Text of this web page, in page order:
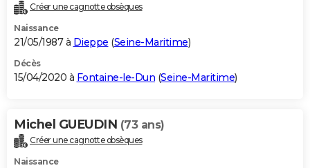
Créer une cagnotte obsèques
Naissance
21/05/1987 à Dieppe (Seine-Maritime)
Décès
15/04/2020 à Fontaine-le-Dun (Seine-Maritime)
Michel GUEUDIN (73 ans)
Créer une cagnotte obsèques
Naissance